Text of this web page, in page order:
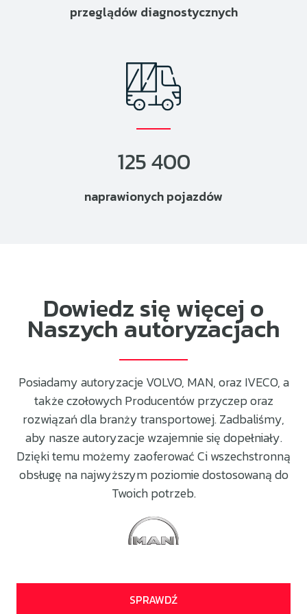
przeglądów diagnostycznych
125 400
naprawionych pojazdów
Dowiedz się więcej o
Naszych autoryzacjach
Posiadamy autoryzacje VOLVO, MAN, oraz IVECO, a
także czołowych Producentów przyczep oraz
rozwiązań dla branży transportowej. Zadbaliśmy,
aby nasze autoryzacje wzajemnie się dopełniały.
Dzięki temu możemy zaoferować Ci wszechstronną
obsługę na najwyższym poziomie dostosowaną do
Twoich potrzeb.
SPRAWDŹ